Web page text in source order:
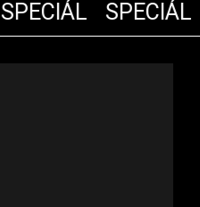
SPECIÁL SPECIÁL